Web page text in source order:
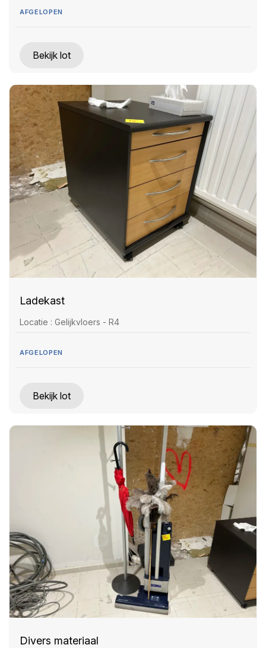
AFGELOPEN
Bekijk lot
Ladekast
Locatie : Gelijkvloers - R4
AFGELOPEN
Bekijk lot
Divers materiaal